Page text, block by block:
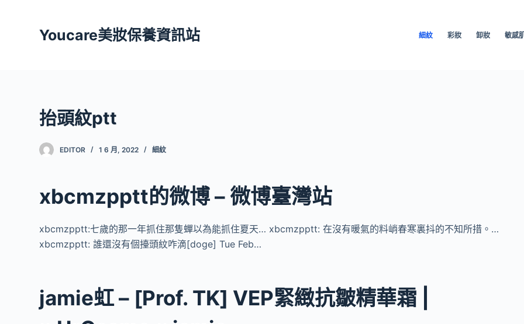
Youcare美妝保養資訊站 細紋 彩妝 卸妝 敏感
抬頭紋ptt
EDITOR 1 6 月, 2022 細紋
xbcmzpptt的微博 – 微博臺灣站
xbcmzpptt:七歲的那一年抓住那隻蟬以為能抓住夏天… xbcmzpptt: 在沒有暖氣的料峭春寒裏抖的不知所措。…
xbcmzpptt: 誰還沒有個擡頭紋咋滴[doge] Tue Feb…
jamie虹 – [Prof. TK] VEP緊緻抗皺精華霜 |